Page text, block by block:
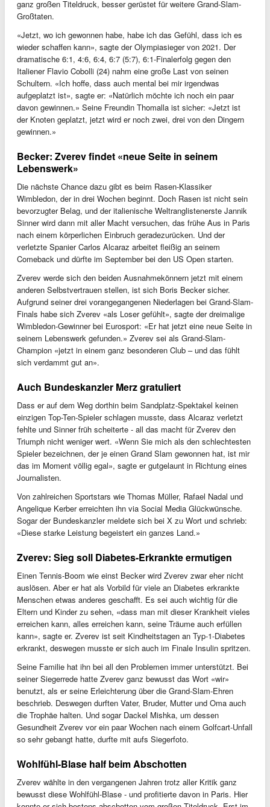
ganz großen Titeldruck, besser gerüstet für weitere Grand-Slam-
Großtaten.
«Jetzt, wo ich gewonnen habe, habe ich das Gefühl, dass ich es
wieder schaffen kann», sagte der Olympiasieger von 2021. Der
dramatische 6:1, 4:6, 6:4, 6:7 (5:7), 6:1-Finalerfolg gegen den
Italiener Flavio Cobolli (24) nahm eine große Last von seinen
Schultern. «Ich hoffe, dass auch mental bei mir irgendwas
aufgeplatzt ist», sagte er: «Natürlich möchte ich noch ein paar
davon gewinnen.» Seine Freundin Thomalla ist sicher: «Jetzt ist
der Knoten geplatzt, jetzt wird er noch zwei, drei von den Dingern
gewinnen.»
Becker: Zverev findet «neue Seite in seinem
Lebenswerk»
Die nächste Chance dazu gibt es beim Rasen-Klassiker
Wimbledon, der in drei Wochen beginnt. Doch Rasen ist nicht sein
bevorzugter Belag, und der italienische Weltranglistenerste Jannik
Sinner wird dann mit aller Macht versuchen, das frühe Aus in Paris
nach einem körperlichen Einbruch geradezurücken. Und der
verletzte Spanier Carlos Alcaraz arbeitet fleißig an seinem
Comeback und dürfte im September bei den US Open starten.
Zverev werde sich den beiden Ausnahmekönnern jetzt mit einem
anderen Selbstvertrauen stellen, ist sich Boris Becker sicher.
Aufgrund seiner drei vorangegangenen Niederlagen bei Grand-Slam-
Finals habe sich Zverev «als Loser gefühlt», sagte der dreimalige
Wimbledon-Gewinner bei Eurosport: «Er hat jetzt eine neue Seite in
seinem Lebenswerk gefunden.» Zverev sei als Grand-Slam-
Champion «jetzt in einem ganz besonderen Club – und das fühlt
sich verdammt gut an».
Auch Bundeskanzler Merz gratuliert
Dass er auf dem Weg dorthin beim Sandplatz-Spektakel keinen
einzigen Top-Ten-Spieler schlagen musste, dass Alcaraz verletzt
fehlte und Sinner früh scheiterte - all das macht für Zverev den
Triumph nicht weniger wert. «Wenn Sie mich als den schlechtesten
Spieler bezeichnen, der je einen Grand Slam gewonnen hat, ist mir
das im Moment völlig egal», sagte er gutgelaunt in Richtung eines
Journalisten.
Von zahlreichen Sportstars wie Thomas Müller, Rafael Nadal und
Angelique Kerber erreichten ihn via Social Media Glückwünsche.
Sogar der Bundeskanzler meldete sich bei X zu Wort und schrieb:
«Diese starke Leistung begeistert ein ganzes Land.»
Zverev: Sieg soll Diabetes-Erkrankte ermutigen
Einen Tennis-Boom wie einst Becker wird Zverev zwar eher nicht
auslösen. Aber er hat als Vorbild für viele an Diabetes erkrankte
Menschen etwas anderes geschafft. Es sei auch wichtig für die
Eltern und Kinder zu sehen, «dass man mit dieser Krankheit vieles
erreichen kann, alles erreichen kann, seine Träume auch erfüllen
kann», sagte er. Zverev ist seit Kindheitstagen an Typ-1-Diabetes
erkrankt, deswegen musste er sich auch im Finale Insulin spritzen.
Seine Familie hat ihn bei all den Problemen immer unterstützt. Bei
seiner Siegerrede hatte Zverev ganz bewusst das Wort «wir»
benutzt, als er seine Erleichterung über die Grand-Slam-Ehren
beschrieb. Deswegen durften Vater, Bruder, Mutter und Oma auch
die Trophäe halten. Und sogar Dackel Mishka, um dessen
Gesundheit Zverev vor ein paar Wochen nach einem Golfcart-Unfall
so sehr gebangt hatte, durfte mit aufs Siegerfoto.
Wohlfühl-Blase half beim Abschotten
Zverev wählte in den vergangenen Jahren trotz aller Kritik ganz
bewusst diese Wohlfühl-Blase - und profitierte davon in Paris. Hier